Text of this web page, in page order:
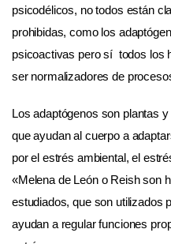
psicodélicos, no todos están
prohibidas, como los
psicoactivas pero sí todos los
ser normalizadores de
Los adaptógenos son plantas
que ayudan al cuerpo a
por el estrés ambiental, el
«Melena de León o Reish son
estudiados, que son utilizados
ayudan a regular funciones